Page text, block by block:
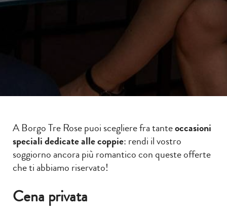
A Borgo Tre Rose puoi scegliere fra tanteoccasioni
speciali dedicate alle coppie: rendi il vostro
soggiorno ancora più romantico con queste offerte
che ti abbiamo riservato!
Cena privata